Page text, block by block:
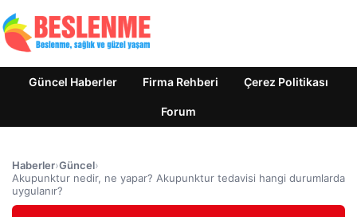
Güncel Haberler Firma Rehberi Çerez Politikası
Forum
Haberler›Güncel›
Akupunktur nedir, ne yapar? Akupunktur tedavisi hangi durumlarda
uygulanır?